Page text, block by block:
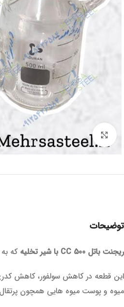
برای بزرگنمایی کلیک کنید
توضیحات
ریجنت باتل 500 CC با شیر تخلیه که
این قطعه در کاهش سولفور، کاهش
میوه و پوست میوه هایی همچون پرتقال